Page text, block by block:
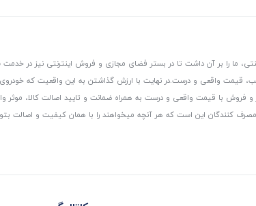
ما را بر آن داشت تا در بستر فضای مجازی و فروش اینترنتی نیز در
قیمت واقعی و درست.در نهایت با ارزش گذاشتن به این واقعیت که
و فروش با قیمت واقعی و درست به همراه ضمانت و تایید اصالت کالا،
کنندگان این است که هر آنچه میخواهند را با همان کیفیت و اصالت